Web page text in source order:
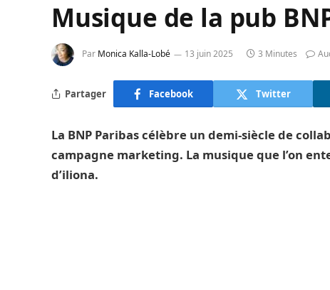
Musique de la pub
Par Monica Kalla-Lobé 13 juin 2025 3 Minutes
Partager Facebook Twitter
La BNP Paribas célèbre un demi-siècle de
campagne marketing. La musique que l’on
d’iliona.